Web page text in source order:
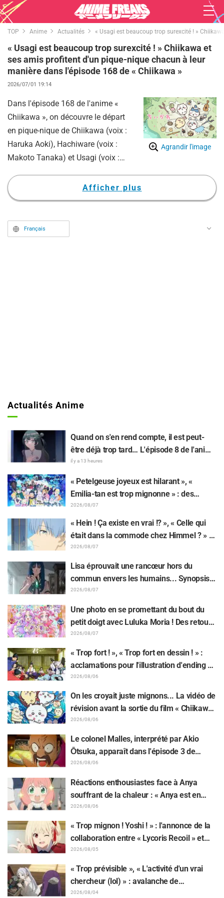
TOP Anime Actualités « Usagi est beaucoup trop surexcité ! »
« Usagi est beaucoup trop surexcité ! » Chiikawa et
ses amis profitent d'un pique-nique chacun à leur
manière dans l'épisode 168 de « Chiikawa »
2026/07/01 19:14
Agrandir l'image
Dans l'épisode 168 de l'anime «
Chiikawa », on découvre le départ
en pique-nique de Chiikawa (voix :
Haruka Aoki), Hachiware (voix :
Makoto Tanaka) et Usagi (voix :
particulièrement marquant en
raison du comportement d'Usagi,
d'habitude, qui s'agite en toute
liberté.
Afficher plus
Français
Actualités Anime
Quand on s'en rend compte, il est peut-
être déjà trop tard… L'épisode 8 de l'anime
« BanG Dream! Yume∞Mita » dévoile son
il y a 13 heures
« Petelgeuse joyeux est hilarant », «
Emilia-tan est trop mignonne » : des
réactions enthousiastes après la
révélation du visuel de l'événement des 10
ans de l'anime « Re:Zero - Starting Life in
Another World »
2026/08/07
« Hein ! Ça existe en vrai !? », « Celle qui
était dans la commode chez Himmel ? » :
l’exposition de la « corne du Dragon Noir »
apparue dans l’épisode 1 de « Frieren »
laisse les fans stupéfaits
2026/08/07
Lisa éprouvait une rancœur hors du
commun envers les humains... Synopsis
et premières images de l'épisode 6 de
2026/08/07
Une photo en se promettant du bout du
petit doigt avec Luluka Moria ! Des retours
sur le compte rendu de la comédienne de
doublage Nao Tōyama après avoir assisté
au Dream Stage de « Star Detective
Precure! » : « C’est le W Arcana »
2026/08/07
« Trop fort ! », « Trop fort en dessin ! » :
acclamations pour l'illustration d'ending du
13e épisode dessinée par Asaki Yuikawa,
la comédienne doublant le protagoniste
de « The Elusive Samurai »
2026/08/06
On les croyait juste mignons... La vidéo de
révision avant la sortie du film « Chiikawa
» suscite des réactions surprises face au
décalage : « C'est plus sévère qu'imaginé
», « Ça ne parle que de travail »
2026/08/06
Le colonel Malles, interprété par Akio
Ōtsuka, apparaît dans l'épisode 3 de
l'anime TV « The Ghost in the Shell » !
Commentaire du comédien et carte de fin
2026/08/06
Réactions enthousiastes face à Anya
souffrant de la chaleur : « Anya est en
train de fondre » sur l'illustration
d'annonce de « SPY x FAMILY »
2026/08/06
« Trop mignon ! Yoshi ! » : l'annonce de la
collaboration entre « Lycoris Recoil » et
Kumamine, créateur du « Chat au travail »,
suscite une pluie de « Yoshi ! »
2026/08/05
« Trop prévisible », « L'activité d'un vrai
chercheur (lol) » : avalanche de
moqueries affectueuses face à la peluche
2026/08/04